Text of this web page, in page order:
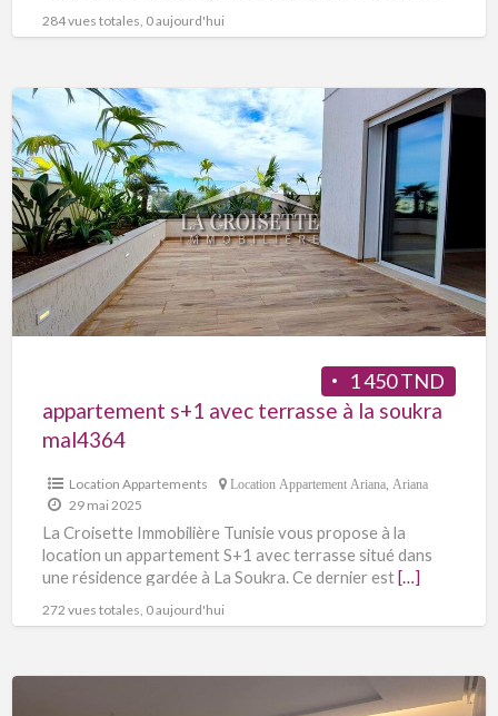
284 vues totales, 0 aujourd'hui
1 450 TND
appartement s+1 avec terrasse à la soukra
mal4364
Location Appartements Location Appartement Ariana, Ariana
29 mai 2025
La Croisette Immobilière Tunisie vous propose à la
location un appartement S+1 avec terrasse situé dans
une résidence gardée à La Soukra. Ce dernier est[…]
272 vues totales, 0 aujourd'hui